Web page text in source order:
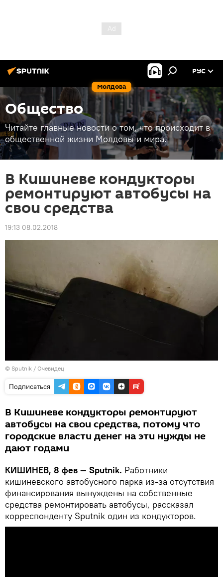
Молдова
РУС
Общество
Читайте главные новости о том, что происходит в
общественной жизни Молдовы и мира.
В Кишиневе кондукторы
ремонтируют автобусы на
свои средства
19:13 08.02.2018
© Sputnik / Очевидец
Подписаться
В Кишиневе кондукторы ремонтируют
автобусы на свои средства, потому что
городские власти денег на эти нужды не
дают годами
КИШИНЕВ, 8 фев — Sputnik. Работники
кишиневского автобусного парка из-за отсутствия
финансирования вынуждены на собственные
средства ремонтировать автобусы, рассказал
корреспонденту Sputnik один из кондукторов.